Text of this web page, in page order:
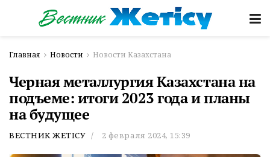
Главная Новости Новости Казахстана
Черная металлургия Казахстана на
подъеме: итоги 2023 года и планы
на будущее
ВЕСТНИК ЖЕТІСУ 2 февраля 2024, 15:39